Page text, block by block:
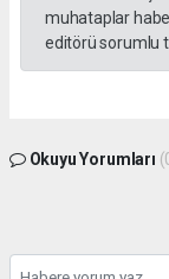
muhataplar
editörü sorumlu
Okuyu Yorumları